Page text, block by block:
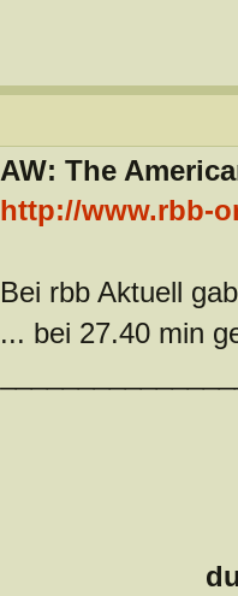
AW: The
http://www.rbb-
Bei rbb Aktuell
... bei 27.40 min